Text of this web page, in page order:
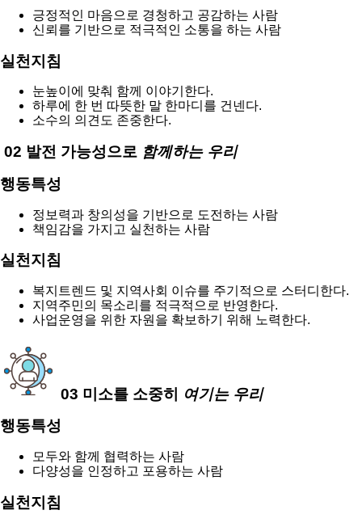
긍정적인 마음으로 경청하고 공감하는 사람
신뢰를 기반으로 적극적인 소통을 하는 사람
실천지침
눈높이에 맞춰 함께 이야기한다.
하루에 한 번 따뜻한 말 한마디를 건넨다.
소수의 의견도 존중한다.
02 발전 가능성으로 함께하는 우리
행동특성
정보력과 창의성을 기반으로 도전하는 사람
책임감을 가지고 실천하는 사람
실천지침
복지트렌드 및 지역사회 이슈를 주기적으로 스터디한다.
지역주민의 목소리를 적극적으로 반영한다.
사업운영을 위한 자원을 확보하기 위해 노력한다.
03 미소를 소중히
여기는 우리
행동특성
모두와 함께 협력하는 사람
다양성을 인정하고 포용하는 사람
실천지침